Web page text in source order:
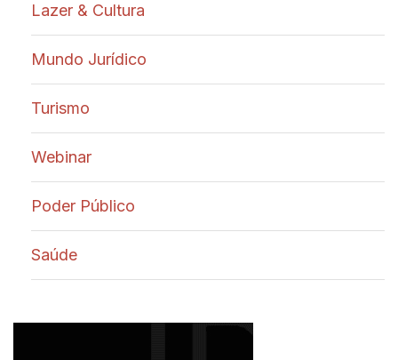
Lazer & Cultura
Mundo Jurídico
Turismo
Webinar
Poder Público
Saúde